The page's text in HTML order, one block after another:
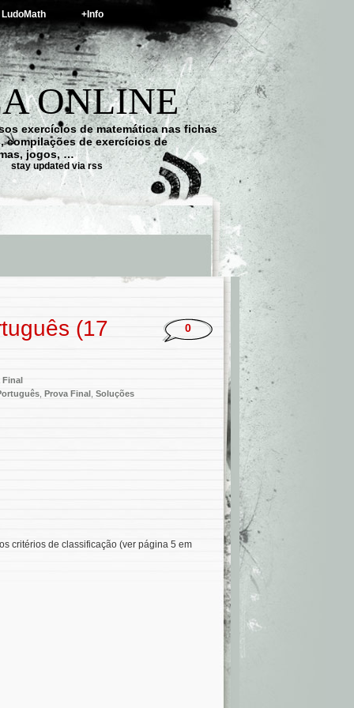
LudoMath +Info
ONLINE
exercícios de matemática nas fichas
compilações de exercícios de
jogos, …
stay updated via rss
(17
Final
Prova Final Soluções
0
critérios de classificação (ver página 5 em